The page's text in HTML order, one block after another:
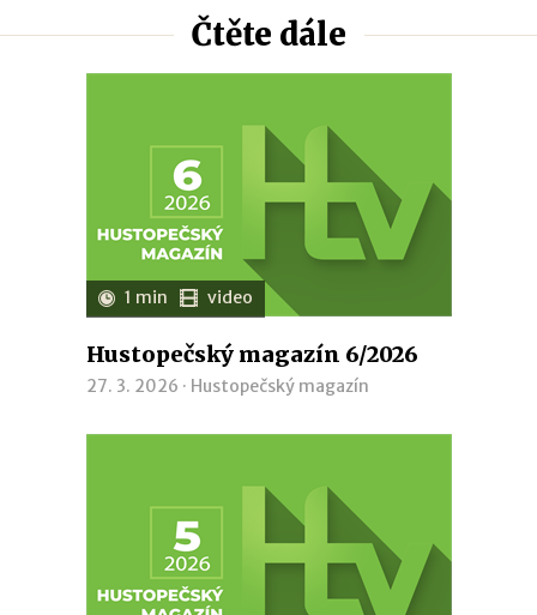
Čtěte dále
1 min video
Hustopečský magazín 6/2026
27. 3. 2026 · Hustopečský magazín